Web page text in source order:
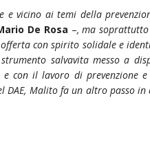
e vicino ai temi della
De Rosa –, ma soprattutto
con spirito solidale e
salvavita messo a
con il lavoro di prevenzione e
DAE, Malito fa un altro passo